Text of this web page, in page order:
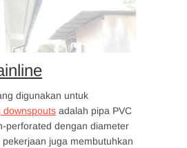
digunakan untuk
downspouts adalah pipa PVC
perforated dengan diameter
juga membutuhkan